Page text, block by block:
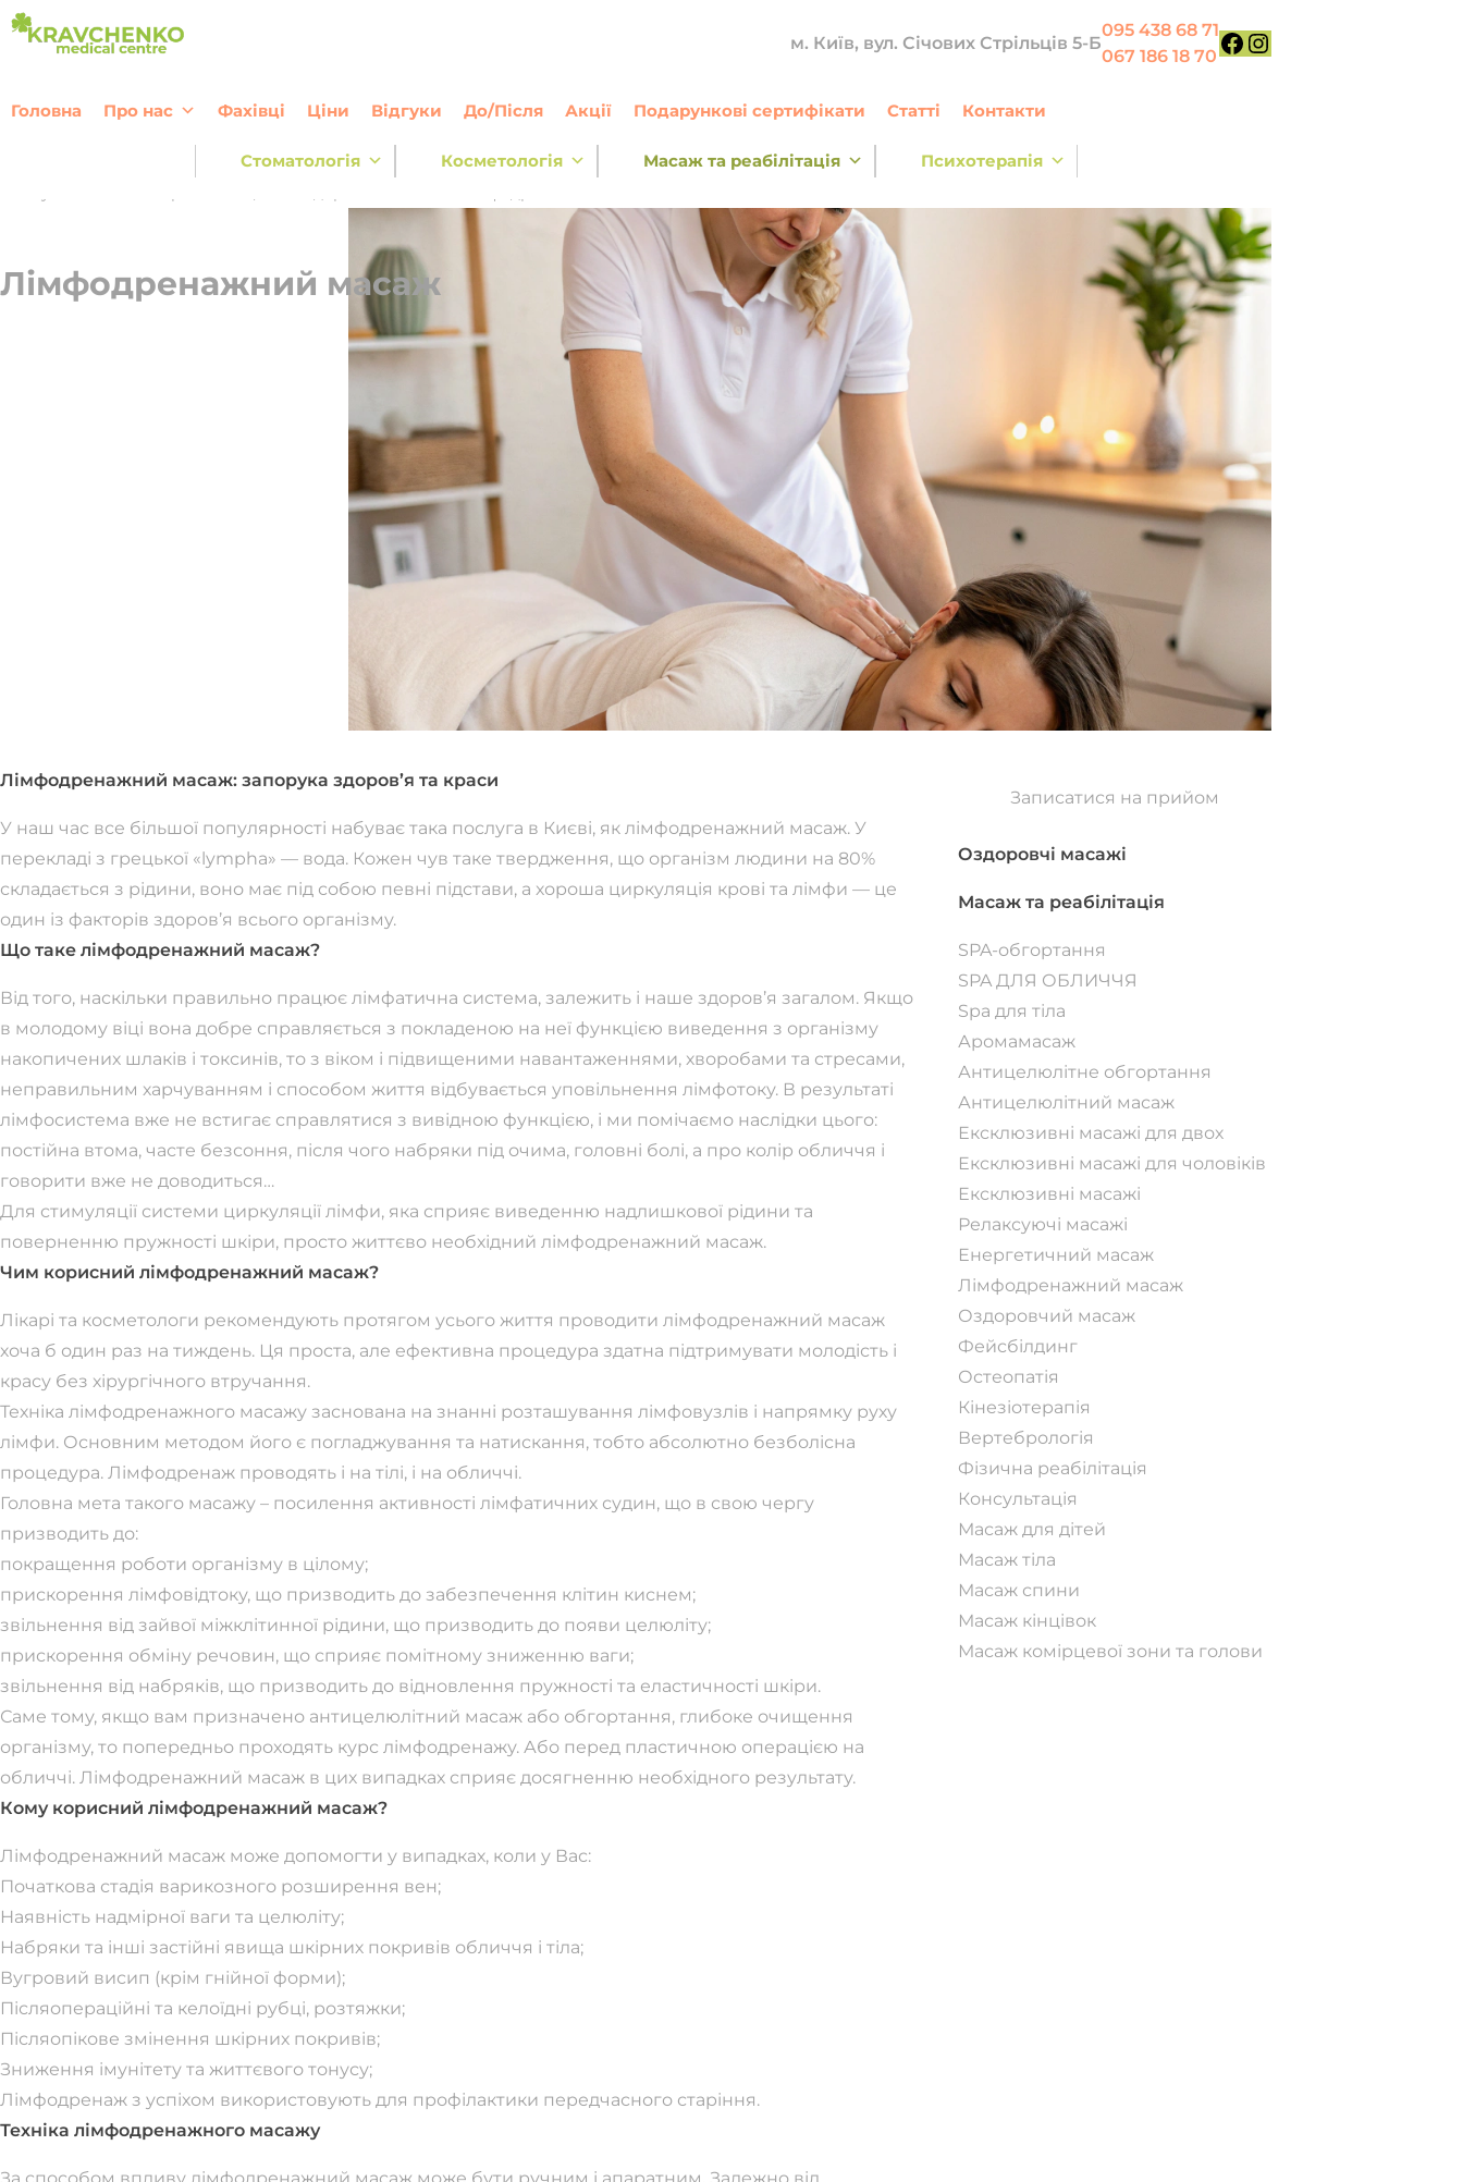
Перейти до вмісту
м. Київ, вул. Січових Стрільців 5-Б
095 438 68 71
067 186 18 70
Головна Про нас Фахівці Ціни Відгуки До/Після Акції Подарункові сертифікати Статті Контакти
Стоматологія Косметологія Масаж та реабілітація Психотерапія
Лімфодренажний масаж
Лімфодренажний масаж: запорука здоров’я та краси
У наш час все більшої популярності набуває така послуга в Києві, як лімфодренажний масаж. У
перекладі з грецької «lympha» — вода. Кожен чув таке твердження, що організм людини на 80%
складається з рідини, воно має під собою певні підстави, а хороша циркуляція крові та лімфи — це
один із факторів здоров’я всього організму.
Що таке лімфодренажний масаж?
Від того, наскільки правильно працює лімфатична система, залежить і наше здоров’я загалом. Якщо
в молодому віці вона добре справляється з покладеною на неї функцією виведення з організму
накопичених шлаків і токсинів, то з віком і підвищеними навантаженнями, хворобами та стресами,
неправильним харчуванням і способом життя відбувається уповільнення лімфотоку. В результаті
лімфосистема вже не встигає справлятися з вивідною функцією, і ми помічаємо наслідки цього:
постійна втома, часте безсоння, після чого набряки під очима, головні болі, а про колір обличчя і
говорити вже не доводиться…
Для стимуляції системи циркуляції лімфи, яка сприяє виведенню надлишкової рідини та
поверненню пружності шкіри, просто життєво необхідний лімфодренажний масаж.
Чим корисний лімфодренажний масаж?
Лікарі та косметологи рекомендують протягом усього життя проводити лімфодренажний масаж
хоча б один раз на тиждень. Ця проста, але ефективна процедура здатна підтримувати молодість і
красу без хірургічного втручання.
Техніка лімфодренажного масажу заснована на знанні розташування лімфовузлів і напрямку руху
лімфи. Основним методом його є погладжування та натискання, тобто абсолютно безболісна
процедура. Лімфодренаж проводять і на тілі, і на обличчі.
Головна мета такого масажу – посилення активності лімфатичних судин, що в свою чергу
призводить до:
покращення роботи організму в цілому;
прискорення лімфовідтоку, що призводить до забезпечення клітин киснем;
звільнення від зайвої міжклітинної рідини, що призводить до появи целюліту;
прискорення обміну речовин, що сприяє помітному зниженню ваги;
звільнення від набряків, що призводить до відновлення пружності та еластичності шкіри.
Саме тому, якщо вам призначено антицелюлітний масаж або обгортання, глибоке очищення
організму, то попередньо проходять курс лімфодренажу. Або перед пластичною операцією на
обличчі. Лімфодренажний масаж в цих випадках сприяє досягненню необхідного результату.
Кому корисний лімфодренажний масаж?
Лімфодренажний масаж може допомогти у випадках, коли у Вас:
Початкова стадія варикозного розширення вен;
Наявність надмірної ваги та целюліту;
Набряки та інші застійні явища шкірних покривів обличчя і тіла;
Вугровий висип (крім гнійної форми);
Післяопераційні та келоїдні рубці, розтяжки;
Післяопікове змінення шкірних покривів;
Зниження імунітету та життєвого тонусу;
Лімфодренаж з успіхом використовують для профілактики передчасного старіння.
Техніка лімфодренажного масажу
Записатися на прийом
Оздоровчі масажі
Масаж та реабілітація
SPA-обгортання
SPA ДЛЯ ОБЛИЧЧЯ
Spa для тіла
Аромамасаж
Антицелюлітне обгортання
Антицелюлітний масаж
Ексклюзивні масажі для двох
Ексклюзивні масажі для чоловіків
Ексклюзивні масажі
Релаксуючі масажі
Енергетичний масаж
Лімфодренажний масаж
Оздоровчий масаж
Фейсбілдинг
Остеопатія
Кінезіотерапія
Вертебрологія
Фізична реабілітація
Консультація
Масаж для дітей
Масаж тіла
Масаж спини
Масаж кінцівок
Масаж комірцевої зони та голови